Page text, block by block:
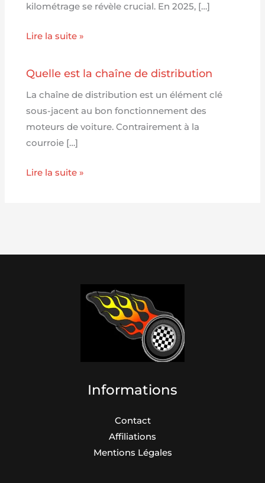
kilométrage se révèle crucial. En 2025, […]
Lire la suite »
Quelle est la chaîne de distribution
La chaîne de distribution est un élément clé
sous-jacent au bon fonctionnement des
moteurs de voiture. Contrairement à la
courroie […]
Lire la suite »
Informations
Contact
Affiliations
Mentions Légales